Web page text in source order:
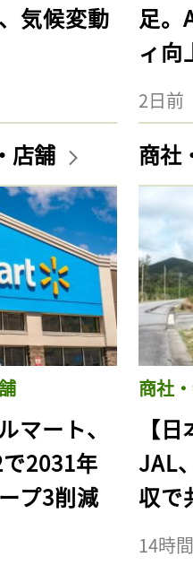
気候変動
足。
ィ向
2日前
店舗
マート、
2031年
プ3削減
商社
商社
【
JAL
収で
14時